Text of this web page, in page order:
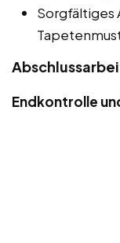
Sorgfältiges
Endkontrolle